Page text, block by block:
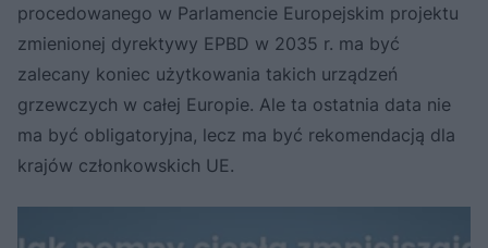
procedowanego w Parlamencie Europejskim projektu
zmienionej dyrektywy EPBD w 2035 r. ma być
zalecany koniec użytkowania takich urządzeń
grzewczych w całej Europie. Ale ta ostatnia data nie
ma być obligatoryjna, lecz ma być rekomendacją dla
krajów członkowskich UE.